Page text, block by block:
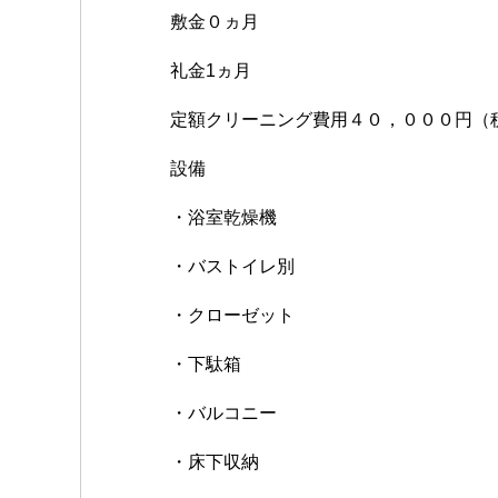
敷金０ヵ月
礼金1ヵ月
定額クリーニング費用４０，０００円（
設備
・浴室乾燥機
・バストイレ別
・クローゼット
・下駄箱
・バルコニー
・床下収納